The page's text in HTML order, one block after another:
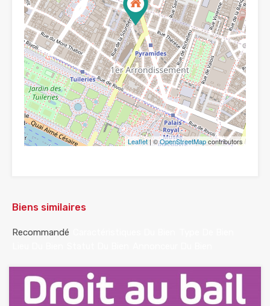
Leaflet| ©OpenStreetMapcontributors
Biens similaires
Recommandé